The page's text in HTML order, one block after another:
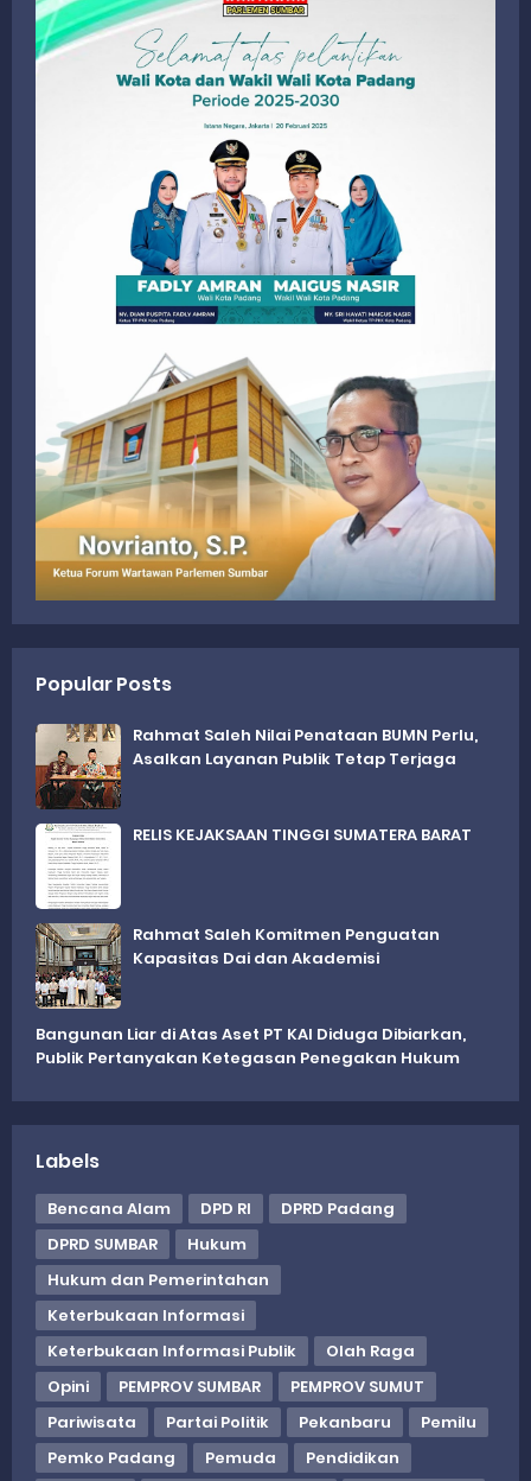
Popular Posts
Rahmat Saleh Nilai Penataan BUMN Perlu,
Asalkan Layanan Publik Tetap Terjaga
RELIS KEJAKSAAN TINGGI SUMATERA BARAT
Rahmat Saleh Komitmen Penguatan
Kapasitas Dai dan Akademisi
Bangunan Liar di Atas Aset PT KAI Diduga Dibiarkan,
Publik Pertanyakan Ketegasan Penegakan Hukum
Labels
Bencana Alam DPD RI
DPRD Padang
DPRD SUMBAR
Hukum
Hukum dan Pemerintahan
Keterbukaan Informasi
Keterbukaan Informasi Publik
Olah Raga
Opini
PEMPROV SUMBAR
PEMPROV SUMUT
Pariwisata
Partai Politik Pekanbaru
Pemilu
Pemko Padang
Pemuda
Pendidikan